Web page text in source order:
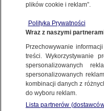
Zjazd
Roman
Różowa
plików cookie i reklam”.
Polityka Prywatności
Wraz z naszymi
Przechowywanie
treści. Wykorzystywanie
spersonalizowanych
spersonalizowanych
kombinacji danych z
do wyboru reklam.
Lista partnerów